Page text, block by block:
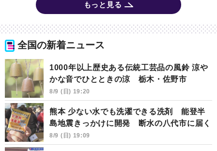
もっと見る
全国の新着ニュース
1000年以上歴史ある伝統工芸品の風鈴 涼や
かな音でひとときの涼 栃木・佐野市
8/9 (日) 19:20
熊本 少ない水でも洗濯できる洗剤 能登半
島地震きっかけに開発 断水の八代市に届く
8/9 (日) 19:09